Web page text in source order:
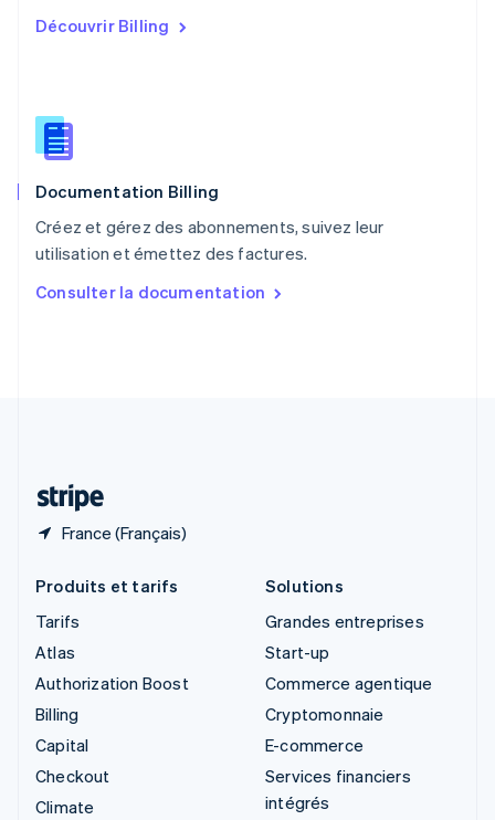
Découvrir Billing
Documentation Billing
Créez et gérez des abonnements, suivez leur
utilisation et émettez des factures.
Consulter la documentation
France (Français)
Português English
English
Roumanie
Royaume-Uni
Singapour
English 简体中文
English
Produits et tarifs
Tarifs
Atlas
Authorization Boost
Billing
Capital
Checkout
Climate
Solutions
Grandes entreprises
Start-up
Commerce agentique
Cryptomonnaie
E-commerce
Services financiers
intégrés